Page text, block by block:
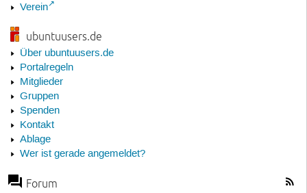
Verein
ubuntuusers.de
Über ubuntuusers.de
Portalregeln
Mitglieder
Gruppen
Spenden
Kontakt
Ablage
Wer ist gerade angemeldet?
Forum